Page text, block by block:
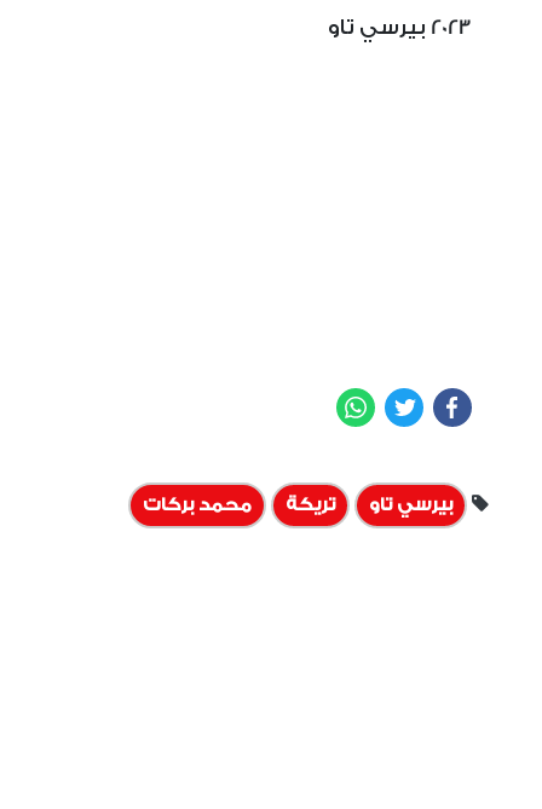
2023 بيرسي تاو
Facebook
Twitter
بيرسي تاو تريكة محمد بركات